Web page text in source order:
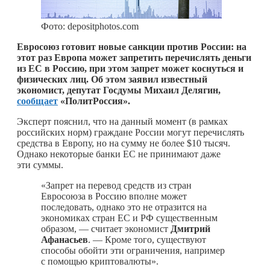
Фото: depositphotos.com
Евросоюз готовит новые санкции против России: на
этот раз Европа может запретить перечислять деньги
из ЕС в Россию, при этом запрет может коснуться и
физических лиц. Об этом заявил известный
экономист, депутат Госдумы Михаил Делягин,
сообщает «ПолитРоссия».
Эксперт пояснил, что на данный момент (в рамках
российских норм) граждане России могут перечислять
средства в Европу, но на сумму не более $10 тысяч.
Однако некоторые банки ЕС не принимают даже
эти суммы.
«Запрет на перевод средств из стран
Евросоюза в Россию вполне может
последовать, однако это не отразится на
экономиках стран ЕС и РФ существенным
образом, — считает экономист Дмитрий
Афанасьев. — Кроме того, существуют
способы обойти эти ограничения, например
с помощью криптовалюты».